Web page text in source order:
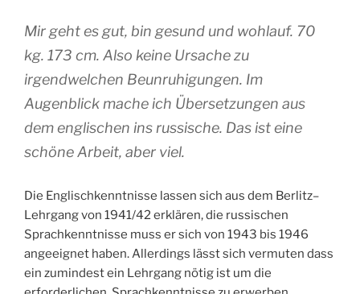
Mir geht es gut, bin gesund und wohlauf. 70
kg. 173 cm. Also keine Ursache zu
irgendwelchen Beunruhigungen. Im
Augenblick mache ich Übersetzungen aus
dem englischen ins russische. Das ist eine
schöne Arbeit, aber viel.
Die Englischkenntnisse lassen sich aus dem Berlitz–
Lehrgang von 1941/42 erklären, die russischen
Sprachkenntnisse muss er sich von 1943 bis 1946
angeeignet haben. Allerdings lässt sich vermuten dass
ein zumindest ein Lehrgang nötig ist um die